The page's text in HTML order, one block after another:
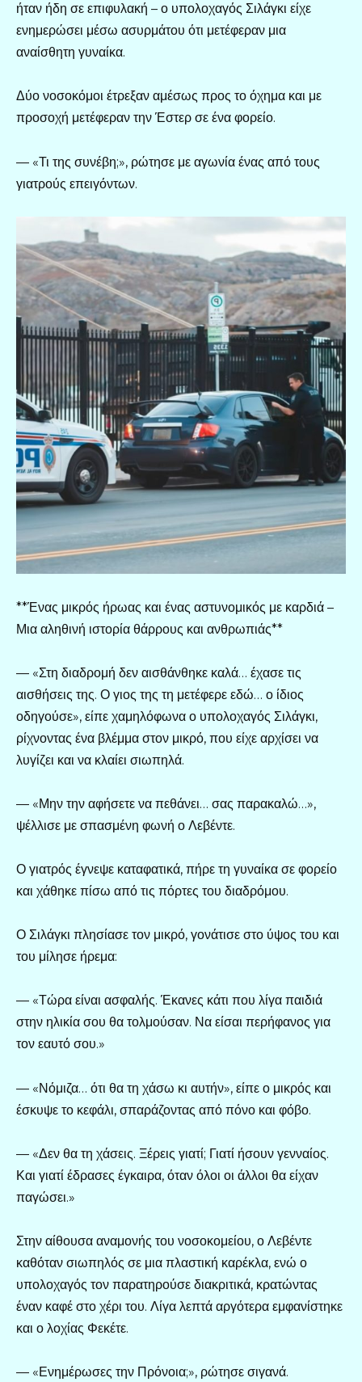
ήταν ήδη σε επιφυλακή – ο υπολοχαγός Σιλάγκι είχε
ενημερώσει μέσω ασυρμάτου ότι μετέφεραν μια
αναίσθητη γυναίκα.
Δύο νοσοκόμοι έτρεξαν αμέσως προς το όχημα και με
προσοχή μετέφεραν την Έστερ σε ένα φορείο.
— «Τι της συνέβη;», ρώτησε με αγωνία ένας από τους
γιατρούς επειγόντων.
**Ένας μικρός ήρωας και ένας αστυνομικός με καρδιά –
Μια αληθινή ιστορία θάρρους και ανθρωπιάς**
— «Στη διαδρομή δεν αισθάνθηκε καλά… έχασε τις
αισθήσεις της. Ο γιος της τη μετέφερε εδώ… ο ίδιος
οδηγούσε», είπε χαμηλόφωνα ο υπολοχαγός Σιλάγκι,
ρίχνοντας ένα βλέμμα στον μικρό, που είχε αρχίσει να
λυγίζει και να κλαίει σιωπηλά.
— «Μην την αφήσετε να πεθάνει… σας παρακαλώ…»,
ψέλλισε με σπασμένη φωνή ο Λεβέντε.
Ο γιατρός έγνεψε καταφατικά, πήρε τη γυναίκα σε φορείο
και χάθηκε πίσω από τις πόρτες του διαδρόμου.
Ο Σιλάγκι πλησίασε τον μικρό, γονάτισε στο ύψος του και
του μίλησε ήρεμα:
— «Τώρα είναι ασφαλής. Έκανες κάτι που λίγα παιδιά
στην ηλικία σου θα τολμούσαν. Να είσαι περήφανος για
τον εαυτό σου.»
— «Νόμιζα… ότι θα τη χάσω κι αυτήν», είπε ο μικρός και
έσκυψε το κεφάλι, σπαράζοντας από πόνο και φόβο.
— «Δεν θα τη χάσεις. Ξέρεις γιατί; Γιατί ήσουν γενναίος.
Και γιατί έδρασες έγκαιρα, όταν όλοι οι άλλοι θα είχαν
παγώσει.»
Στην αίθουσα αναμονής του νοσοκομείου, ο Λεβέντε
καθόταν σιωπηλός σε μια πλαστική καρέκλα, ενώ ο
υπολοχαγός τον παρατηρούσε διακριτικά, κρατώντας
έναν καφέ στο χέρι του. Λίγα λεπτά αργότερα εμφανίστηκε
και ο λοχίας Φεκέτε.
— «Ενημέρωσες την Πρόνοια;», ρώτησε σιγανά.